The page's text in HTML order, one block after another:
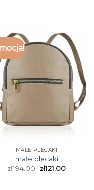
MAŁE PLECAKI
małe plecaki
zł194.00 zł121.00